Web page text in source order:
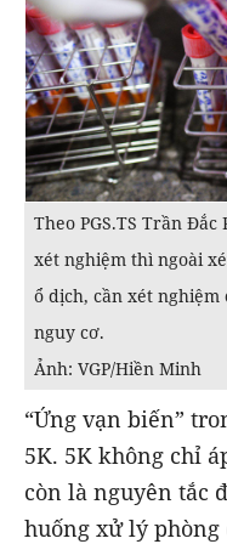
Theo PGS.TS Trần
xét nghiệm thì ngoài
ổ dịch, cần xét
nguy cơ.
Ảnh: VGP/Hiền Minh
“Ứng vạn biến”
5K. 5K không chỉ
còn là nguyên tắc
huống xử lý phòng